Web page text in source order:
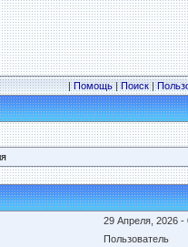
|Помощь|Поиск|
29 Апреля, 2026 -
Пользователь